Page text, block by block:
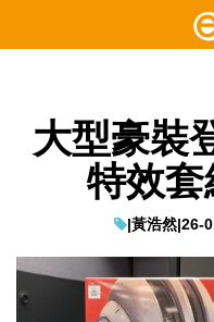
大型豪裝
特效套
|黃浩然|26-